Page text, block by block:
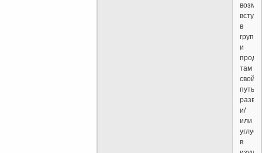
в
группу
и
там
свой
путь
и/
или
в